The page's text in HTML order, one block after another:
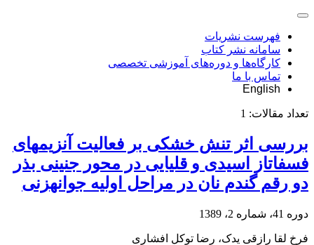
فهرست نشریات
سامانه نشر کتاب
کارگاه‌ها و دوره‌های آموزشی تخصصی
تماس با ما
English
تعداد مقالات: 1
بررسی اثر تنش خشکی بر فعالیت آنزیم‎های
فسفاتاز اسیدی و قلیایی در محور جنینی بذر
دو رقم گندم نان در مراحل اولیه جوانه‎زنی
دوره 41، شماره 2، 1389
فرخ لقا رازقی یدک، رضا توکل افشاری